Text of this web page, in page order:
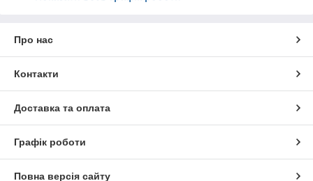
Про нас
Контакти
Доставка та оплата
Графік роботи
Повна версія сайту